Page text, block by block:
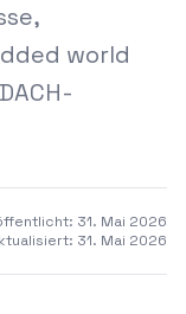
world
31. Mai 2026
31. Mai 2026